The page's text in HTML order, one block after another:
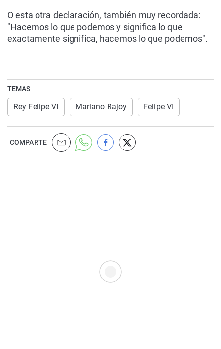
O esta otra declaración, también muy recordada:
"Hacemos lo que podemos y significa lo que
exactamente significa, hacemos lo que podemos".
TEMAS
Rey Felipe VI Mariano Rajoy Felipe VI
COMPARTE